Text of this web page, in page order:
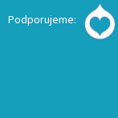
Podporujeme: